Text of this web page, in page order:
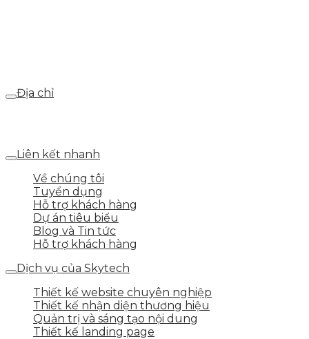
Địa chỉ
Liên kết nhanh
Về chúng tôi
Tuyển dụng
Hỗ trợ khách hàng
Dự án tiêu biểu
Blog và Tin tức
Hỗ trợ khách hàng
Dịch vụ của Skytech
Thiết kế website chuyên nghiệp
Thiết kế nhận diện thương hiệu
Quản trị và sáng tạo nội dung
Thiết kế landing page